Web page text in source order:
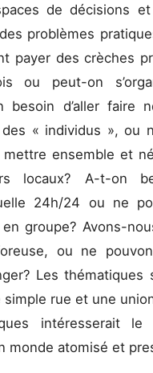
de décisions et
problèmes
payer des crèches
ou peut-on
besoin d’aller faire
« individus », ou
ensemble et
locaux? A-t-on
24h/24 ou ne
groupe? Avons-
ou ne
Les thématiques
simple rue et une
intéresserait le
monde atomisé et